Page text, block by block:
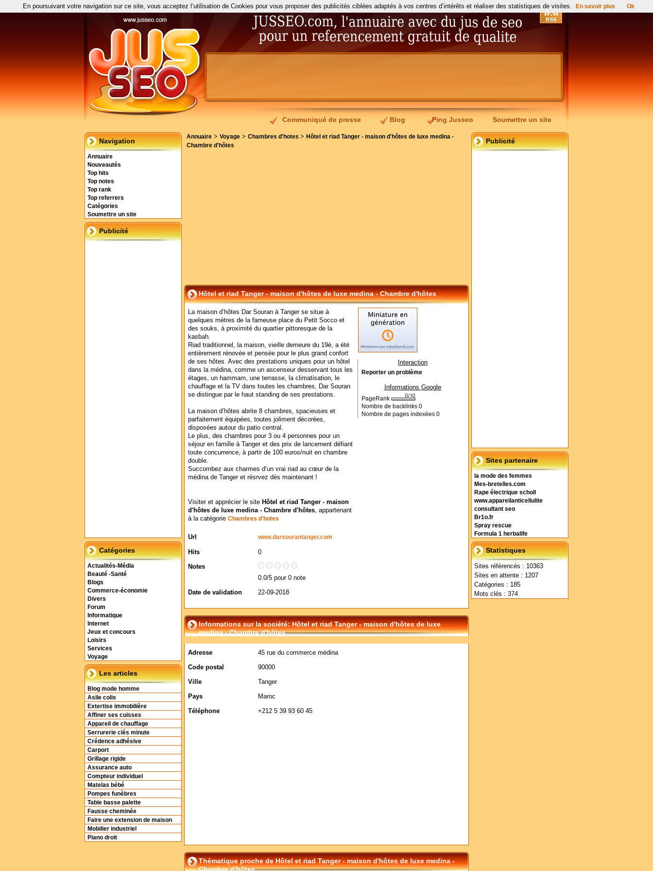
Communiqué de presse Blog Ping Jusseo Soumettre un site
Navigation
Annuaire
Nouveautés
Top hits
Top notes
Top rank
Top referrers
Catégories
Soumettre un site
Publicité
Catégories
Actualités-Média
Beauté -Santé
Blogs
Commerce-économie
Divers
Forum
Informatique
Internet
Jeux et concours
Loisirs
Services
Voyage
Les articles
Blog mode homme
Asile colis
Extertise immobilière
Affiner ses cuisses
Appareil de chauffage
Serrurerie clés minute
Crédence adhésive
Carport
Grillage rigide
Assurance auto
Compteur individuel
Matelas bébé
Pompes funèbres
Table basse palette
Fausse cheminée
Faire une extension de maison
Mobilier industriel
Piano droit
Publicité
Sites partenaire
la mode des femmes
Mes-bretelles.com
Rape électrique scholl
www.appareilanticellulite
consultant seo
Br1o.fr
Spray rescue
Formula 1 herbalife
Statistiques
Sites référencés : 10363
Sites en attente : 1207
Catégories : 185
Mots clés : 374
Annuaire > Voyage > Chambres d'hotes > Hôtel et riad Tanger - maison d'hôtes de luxe medina -
Chambre d'hôtes
Hôtel et riad Tanger - maison d'hôtes de luxe medina - Chambre d'hôtes
La maison d’hôtes Dar Souran à Tanger se situe à
quelques mètres de la fameuse place du Petit Socco et
des souks, à proximité du quartier pittoresque de la
kasbah.
Riad traditionnel, la maison, vieille demeure du 19è, a été
entièrement rénovée et pensée pour le plus grand confort
de ses hôtes. Avec des prestations uniques pour un hôtel
dans la médina, comme un ascenseur desservant tous les
étages, un hammam, une terrasse, la climatisation, le
chauffage et la TV dans toutes les chambres, Dar Souran
se distingue par le haut standing de ses prestations.
La maison d’hôtes abrite 8 chambres, spacieuses et
parfaitement équipées, toutes joliment décorées,
disposées autour du patio central.
Le plus, des chambres pour 3 ou 4 personnes pour un
séjour en famille à Tanger et des prix de lancement défiant
toute concurrence, à partir de 100 euros/nuit en chambre
double.
Succombez aux charmes d’un vrai riad au cœur de la
médina de Tanger et résrvez dès maintenant !
Visiter et apprécier le site Hôtel et riad Tanger - maison
d'hôtes de luxe medina - Chambre d'hôtes, appartenant
à la catégorie Chambres d'hotes
Url www.darsourantanger.com
Hits
0
Notes
0.0/5 pour 0 note
Date de validation
22-09-2018
Interaction
Reporter un problème
Informations Google
PageRank
Nombre de backlinks 0
Nombre de pages indexées 0
Informations sur la société: Hôtel et riad Tanger - maison d'hôtes de luxe
medina - Chambre d'hôtes
Adresse
45 rue du commerce médina
Code postal
90000
Ville
Tanger
Pays
Maroc
Téléphone
+212 5 39 93 60 45
Thématique proche de Hôtel et riad Tanger - maison d'hôtes de luxe medina -
Chambre d'hôtes
En poursuivant votre navigation sur ce site, vous acceptez l’utilisation de Cookies pour vous proposer des publicités ciblées adaptés à vos centres d’intérêts et réaliser des statistiques de visites. En savoir plus Ok